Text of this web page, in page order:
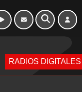
RADIOS DIGITALES
Week-end de 16h
à 20h